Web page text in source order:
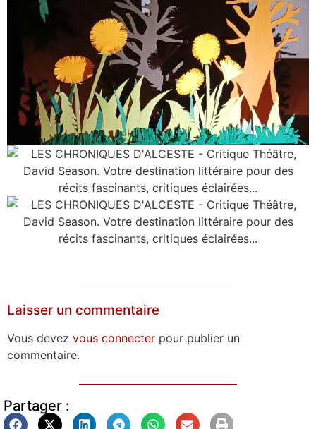
Laisser un commentaire
Vous devez vous connecter pour publier un
commentaire.
Partager :